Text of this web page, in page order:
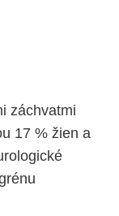
záchvatmi
17 % žien a